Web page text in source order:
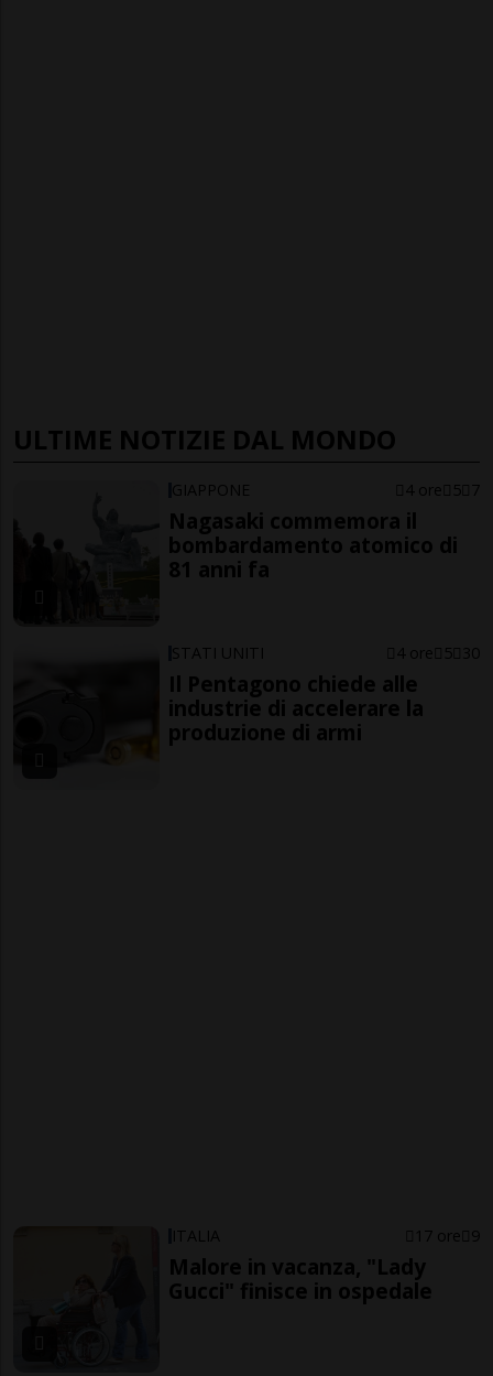
ULTIME NOTIZIE DAL MONDO
GIAPPONE 4 ore 5 7
Nagasaki commemora il
bombardamento atomico di
81 anni fa
STATI UNITI 4 ore 5 30
Il Pentagono chiede alle
industrie di accelerare la
produzione di armi
ITALIA 17 ore 9
Malore in vacanza, "Lady
Gucci" finisce in ospedale